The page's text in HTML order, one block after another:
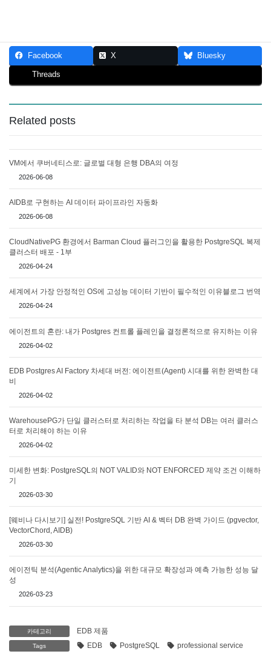
Facebook X Bluesky
Threads
Related posts
VM에서 쿠버네티스로: 글로벌 대형 은행 DBA의 여정
2026-06-08
AIDB로 구현하는 AI 데이터 파이프라인 자동화
2026-06-08
CloudNativePG 환경에서 Barman Cloud 플러그인을 활용한 PostgreSQL 복제
클러스터 배포 - 1부
2026-04-24
세계에서 가장 안정적인 OS에 고성능 데이터 기반이 필수적인 이유블로그 번역
2026-04-24
에이전트의 혼란: 내가 Postgres 컨트롤 플레인을 결정론적으로 유지하는 이유
2026-04-02
EDB Postgres AI Factory 차세대 버전: 에이전트(Agent) 시대를 위한 완벽한 대
비
2026-04-02
WarehousePG가 단일 클러스터로 처리하는 작업을 타 분석 DB는 여러 클러스
터로 처리해야 하는 이유
2026-04-02
미세한 변화: PostgreSQL의 NOT VALID와 NOT ENFORCED 제약 조건 이해하
기
2026-03-30
[웨비나 다시보기] 실전! PostgreSQL 기반 AI & 벡터 DB 완벽 가이드 (pgvector,
VectorChord, AIDB)
2026-03-30
에이전틱 분석(Agentic Analytics)을 위한 대규모 확장성과 예측 가능한 성능 달
성
2026-03-23
카테고리 EDB 제품
Tags EDB PostgreSQL
professional service